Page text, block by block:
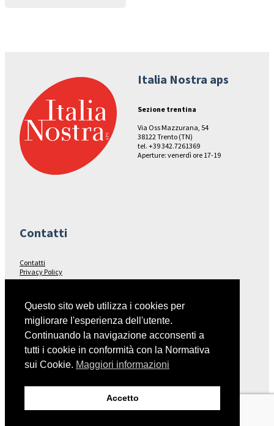
Italia Nostra aps
Sezione trentina
Via Oss Mazzurana, 54
38122 Trento (TN)
tel. +39 342.7261369
Aperture: venerdì ore 17-19
Contatti
Contatti
Privacy Policy
Seguici su…
Facebook
Italia Nostra – Sito Nazionale
Questo sito web utilizza i cookies per
migliorare l'esperienza dell'utente.
Continuando la navigazione acconsenti a
tutti i cookie in conformità con la Normativa
sui Cookie. Maggiori informazioni
Accetto